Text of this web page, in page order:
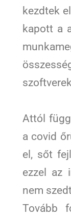
kezdtek
kapott a
Attól
a covid
el, sőt
ezzel az
nem
Tovább